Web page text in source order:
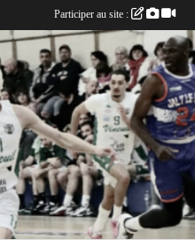
Participer au site :